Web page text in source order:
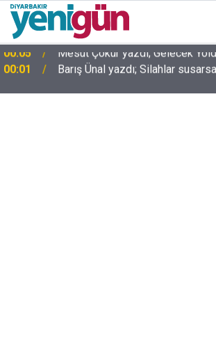
00:01 Barış Ünal yazdı; Silahlar